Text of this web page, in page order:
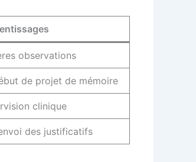
observations
de projet de mémoire
clinique
des justificatifs